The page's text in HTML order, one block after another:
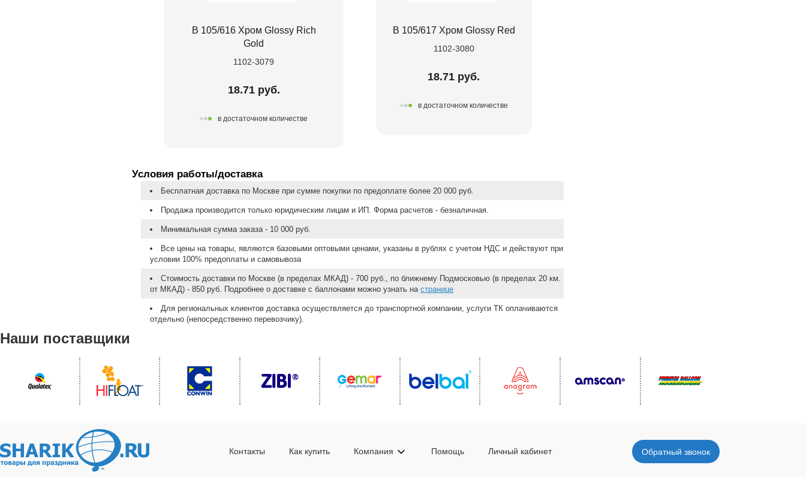
В 105/616 Хром Glossy Rich
Gold
1102-3079
18.71 руб.
в достаточном количестве
В 105/617 Хром Glossy Red
1102-3080
18.71 руб.
в достаточном количестве
Условия работы/доставка
Бесплатная доставка по Москве при сумме покупки по предоплате более 20 000 руб.
Продажа производится только юридическим лицам и ИП. Форма расчетов - безналичная.
Минимальная сумма заказа - 10 000 руб.
Все цены на товары, являются базовыми оптовыми ценами, указаны в рублях с учетом НДС и действуют при
условии 100% предоплаты и самовывоза
Стоимость доставки по Москве (в пределах МКАД) - 700 руб., по ближнему Подмосковью (в пределах 20 км.
от МКАД) - 850 руб. Подробнее о доставке с баллонами можно узнать на странице
Для региональных клиентов доставка осуществляется до транспортной компании, услуги ТК оплачиваются
отдельно (непосредственно перевозчику).
Наши поставщики
Контакты Как купить Компания Помощь Личный кабинет Обратный звонок